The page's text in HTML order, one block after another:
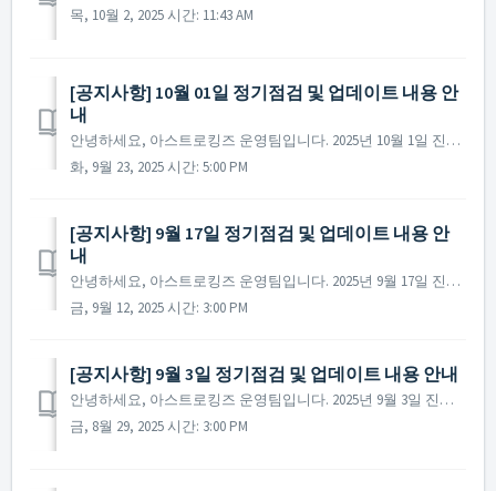
목, 10월 2, 2025 시간: 11:43 AM
[공지사항] 10월 01일 정기점검 및 업데이트 내용 안
내
안녕하세요, 아스트로킹즈 운영팀입니다. 2025년 10월 1일 진행될 정기점검과 업데이트 내용에 대해 안내해 드립니다. ※ 해당 공지는 사전 공지이기에 일부 내용이 변경될 수 있으며, 변경 시 미리 공지를 통해 안내해 드릴 예정입니다. - 점검 시간 : 2025년 1...
화, 9월 23, 2025 시간: 5:00 PM
[공지사항] 9월 17일 정기점검 및 업데이트 내용 안
내
안녕하세요, 아스트로킹즈 운영팀입니다. 2025년 9월 17일 진행될 정기점검과 업데이트 내용에 대해 안내해 드립니다. ※ 해당 공지는 사전 공지이기에 일부 내용이 변경될 수 있으며, 변경 시 미리 공지를 통해 안내해 드릴 예정입니다. - 점검 시간 : 2025년 ...
금, 9월 12, 2025 시간: 3:00 PM
[공지사항] 9월 3일 정기점검 및 업데이트 내용 안내
안녕하세요, 아스트로킹즈 운영팀입니다. 2025년 9월 3일 진행될 정기점검과 업데이트 내용에 대해 안내해 드립니다. ※ 해당 공지는 사전 공지이기에 일부 내용이 변경될 수 있으며, 변경 시 미리 공지를 통해 안내해 드릴 예정입니다. - 점검 시간 : 2025년 ...
금, 8월 29, 2025 시간: 3:00 PM